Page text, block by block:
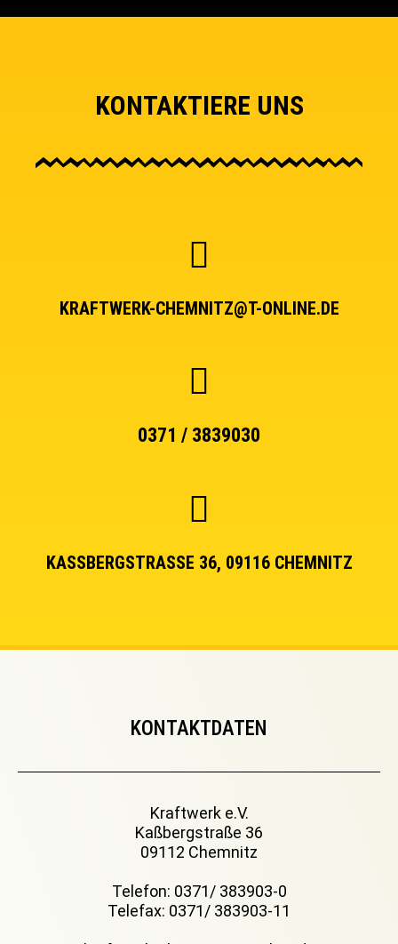
KONTAKTIERE UNS
KRAFTWERK-CHEMNITZ@T-ONLINE.DE
0371 / 3839030
KASSBERGSTRASSE 36, 09116 CHEMNITZ
KONTAKTDATEN
Kraftwerk e.V.
Kaßbergstraße 36
09112 Chemnitz
Telefon: 0371/ 383903-0
Telefax: 0371/ 383903-11